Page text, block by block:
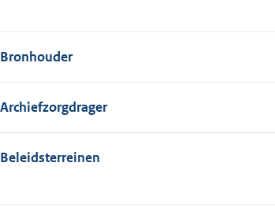
Bronhouder
Archiefzorgdrager
Beleidsterreinen